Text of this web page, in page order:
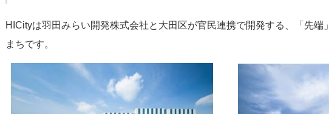
HICityは羽田みらい開発株式会社と大田区が官民連携で開発する、「先端
まちです。